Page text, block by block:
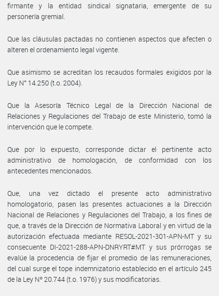
firmante y la entidad sindical signataria, emergente de su
personería gremial.
Que las cláusulas pactadas no contienen aspectos que afecten o
alteren el ordenamiento legal vigente.
Que asimismo se acreditan los recaudos formales exigidos por la
Ley N° 14.250 (t.o. 2004).
Que la Asesoría Técnico Legal de la Dirección Nacional de
Relaciones y Regulaciones del Trabajo de este Ministerio, tomó la
intervención que le compete.
Que por lo expuesto, corresponde dictar el pertinente acto
administrativo de homologación, de conformidad con los
antecedentes mencionados.
Que, una vez dictado el presente acto administrativo
homologatorio, pasen las presentes actuaciones a la Dirección
Nacional de Relaciones y Regulaciones del Trabajo, a los fines de
que, a través de la Dirección de Normativa Laboral y en virtud de la
autorización efectuada mediante RESOL-2021-301-APN-MT y su
consecuente DI-2021-288-APN-DNRYRT#MT y sus prórrogas se
evalúe la procedencia de fijar el promedio de las remuneraciones,
del cual surge el tope indemnizatorio establecido en el artículo 245
de la Ley Nº 20.744 (t.o. 1976) y sus modificatorias.